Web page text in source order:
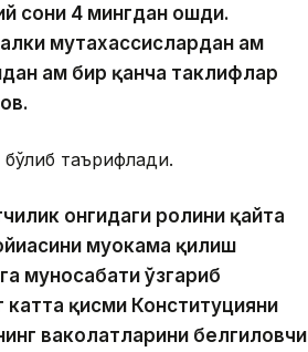
сони 4 мингдан ошди.
мутахассислардан ҳам
ҳам бир қанча таклифлар
бўлиб таърифлади.
онгидаги ролини қайта
муҳокама қилиш
муносабати ўзгариб
қисми Конституцияни
ваколатларини белгиловчи